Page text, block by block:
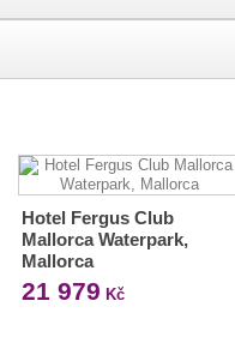
Hotel Fergus Club
Mallorca Waterpark,
Mallorca
21 979 Kč